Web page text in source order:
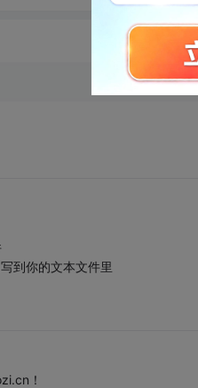
到你的文本文件里
！